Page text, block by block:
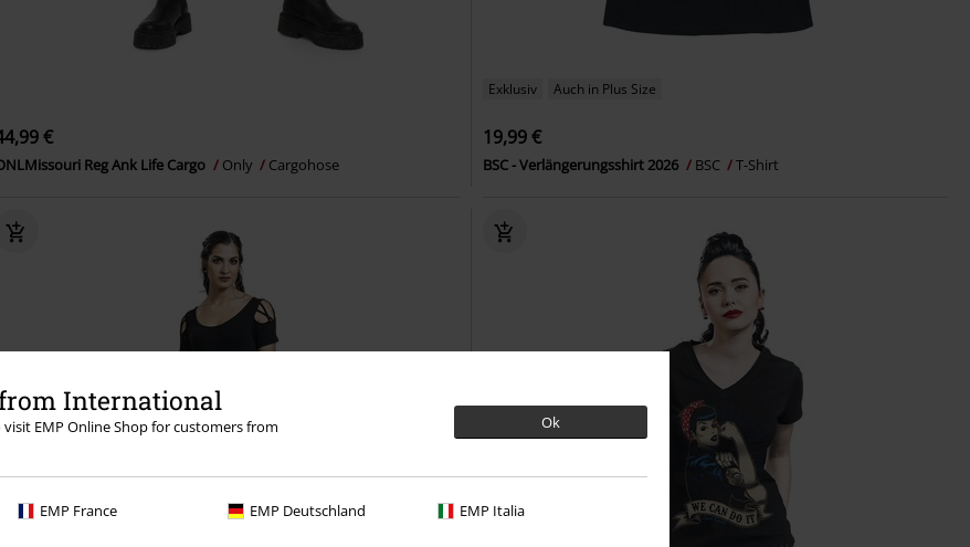
International
visit EMP Online Shop for customers from
Ok
EMP France EMP Deutschland EMP Italia
€
Reg Ank Life Cargo Only Cargohose
Exklusiv Auch in Plus Size
19,99 €
BSC - Verlängerungsshirt 2026 BSC T-Shirt